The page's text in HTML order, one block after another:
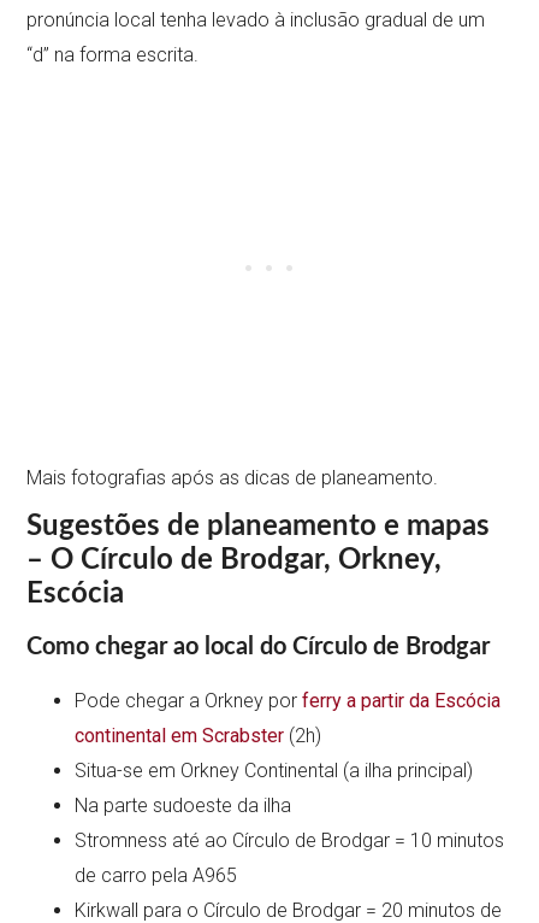
pronúncia local tenha levado à inclusão gradual de um
“d” na forma escrita.
Mais fotografias após as dicas de planeamento.
Sugestões de planeamento e mapas
– O Círculo de Brodgar, Orkney,
Escócia
Como chegar ao local do Círculo de Brodgar
Pode chegar a Orkney porferry a partir da Escócia
continental em Scrabster (2h)
Situa-se em Orkney Continental (a ilha principal)
Na parte sudoeste da ilha
Stromness até ao Círculo de Brodgar = 10 minutos
de carro pela A965
Kirkwall para o Círculo de Brodgar = 20 minutos de